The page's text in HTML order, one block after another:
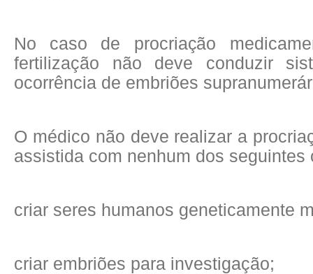
No caso de procriação
fertilização não deve conduzir
ocorrência de embriões
O médico não deve realizar a
assistida com nenhum dos seguintes
criar seres humanos geneticamente
criar embriões para investigação;